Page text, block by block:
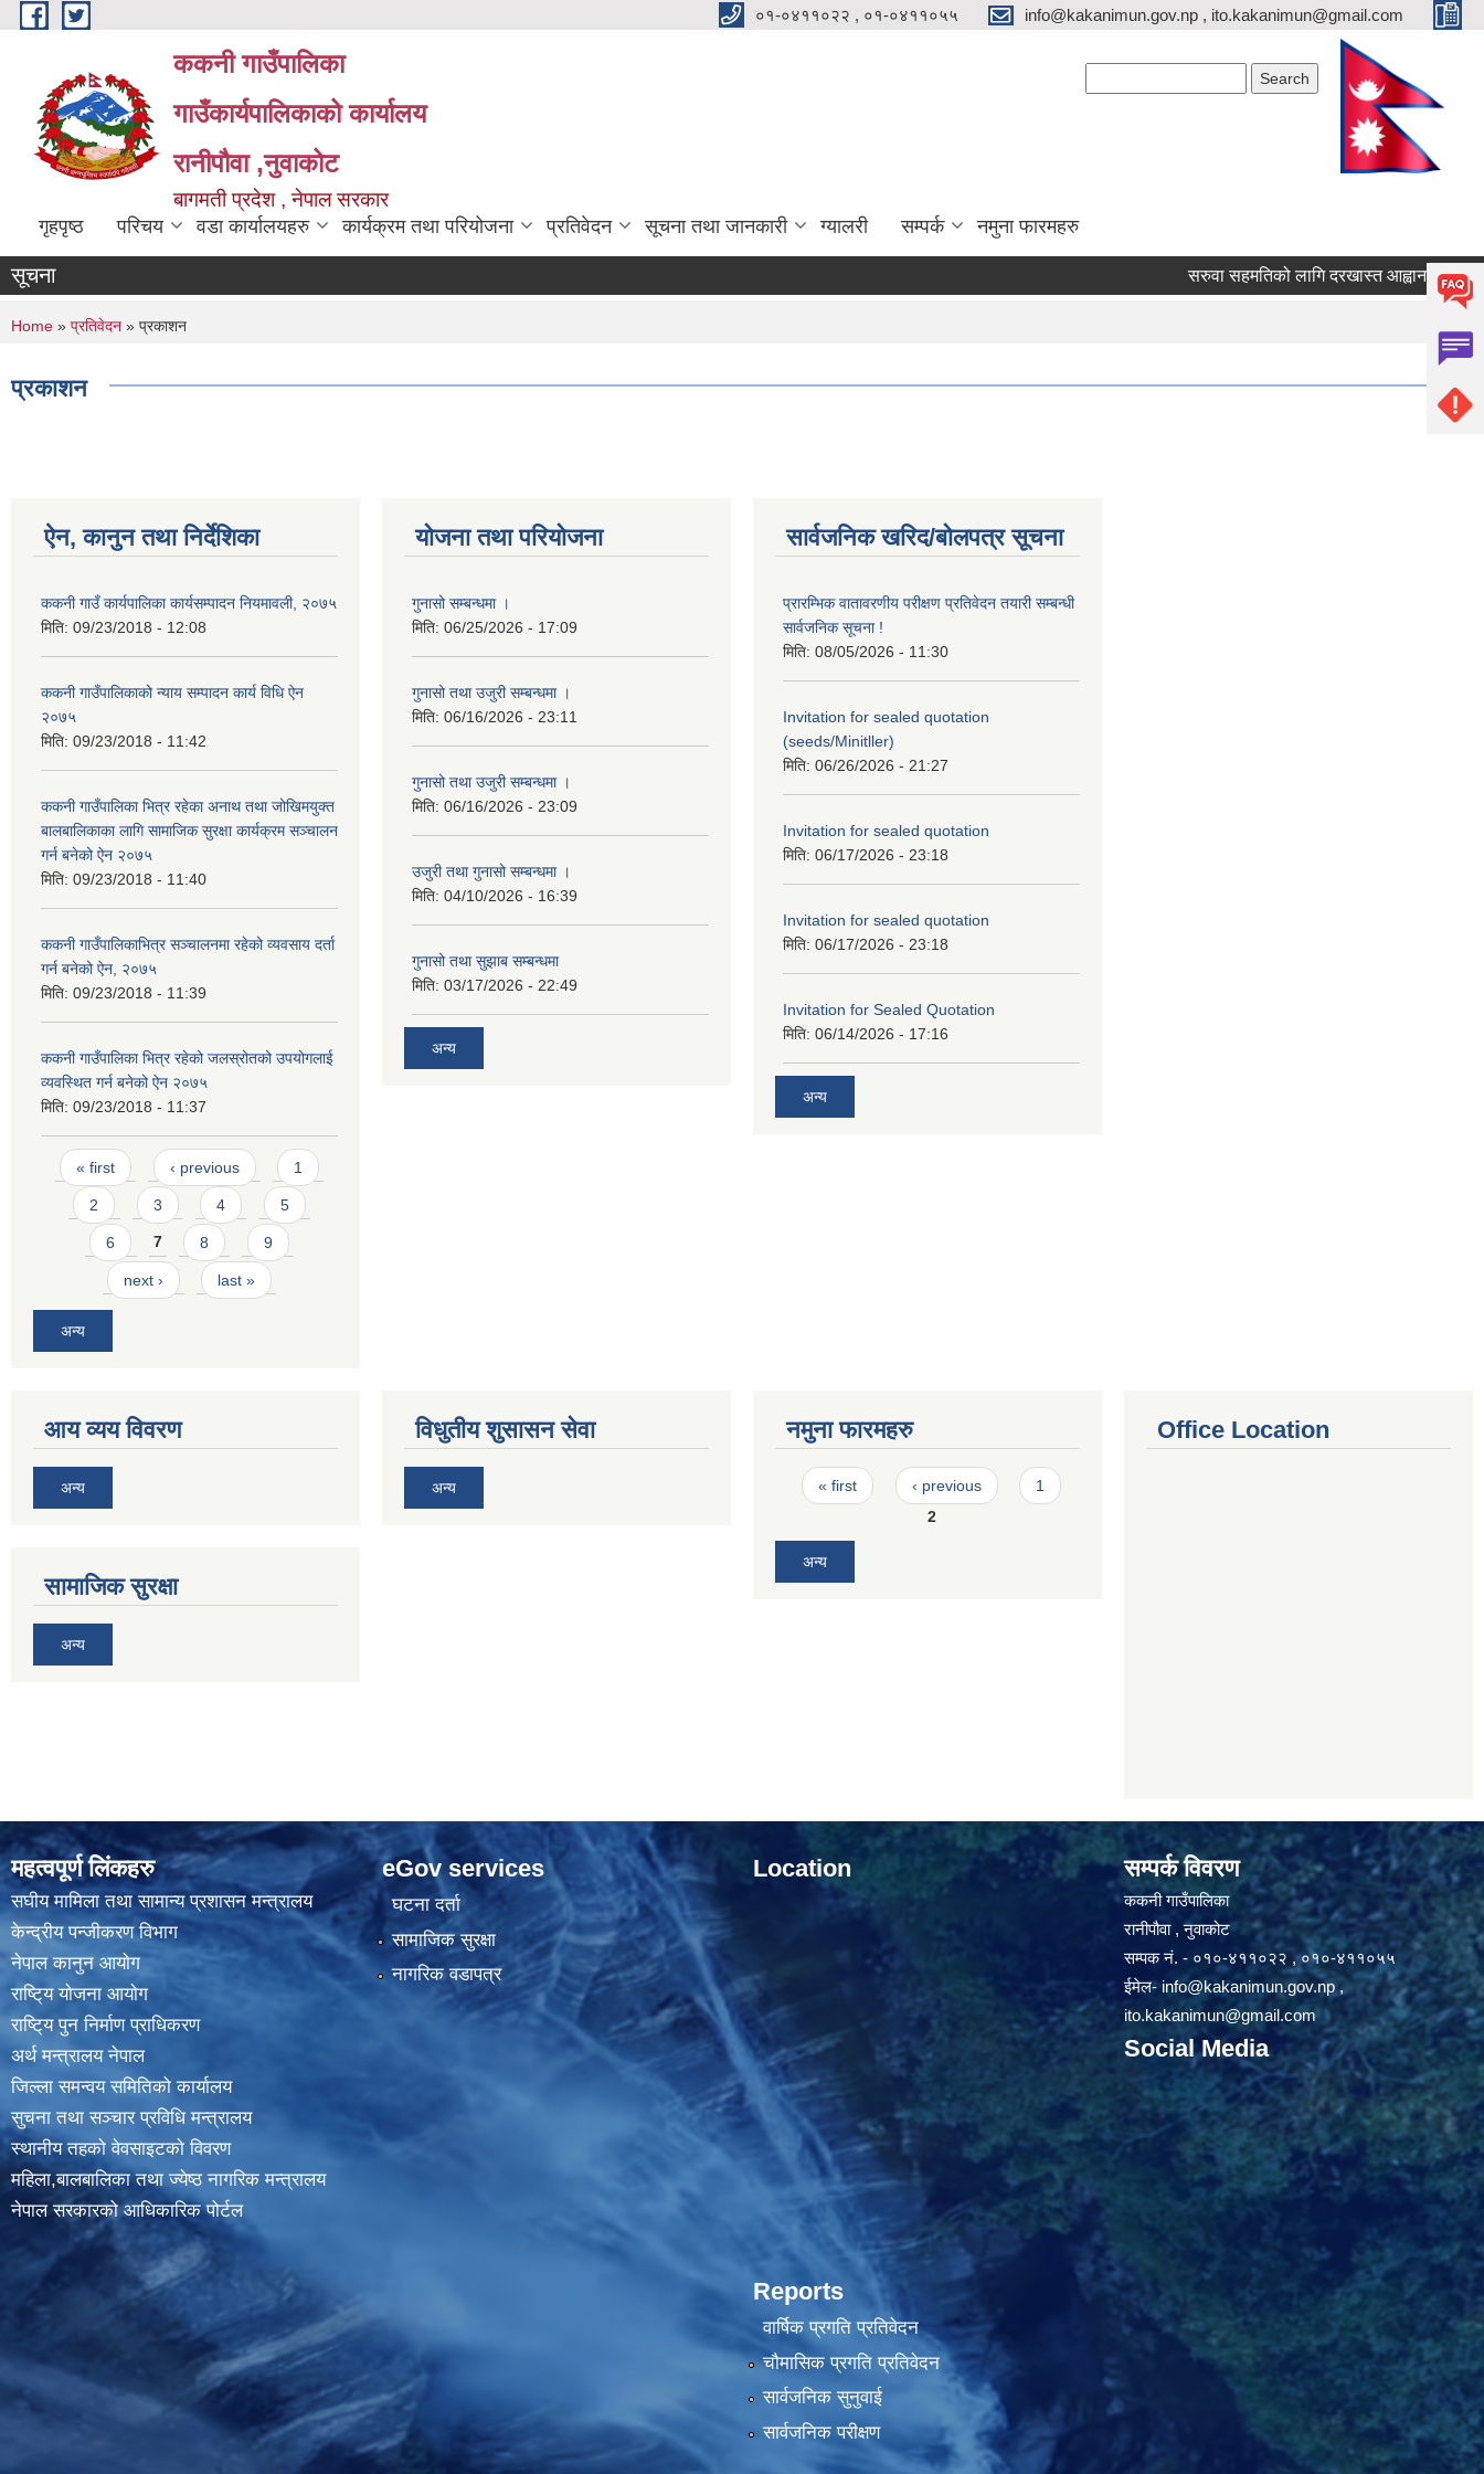
Skip to main content ०१-०४११०२२ , ०१-०४११०५५ info@kakanimun.gov.np , ito.kakanimun@gmail.com
ककनी गाउँपालिका
गाउँकार्यपालिकाको कार्यालय
रानीपौवा ,नुवाकोट
बागमती प्रदेश , नेपाल सरकार
गृहपृष्ठ परिचय वडा कार्यालयहरु कार्यक्रम तथा परियोजना प्रतिवेदन सूचना तथा जानकारी ग्यालरी सम्पर्क नमुना फारमहरु
सूचना सरुवा सहमतिको लागि दरखास्त आह्वान सम्बन्धमा ।
You are here
Home » प्रतिवेदन » प्रकाशन
प्रकाशन
ऐन, कानुन तथा निर्देशिका
ककनी गाउँ कार्यपालिका कार्यसम्पादन नियमावली, २०७५
मिति: 09/23/2018 - 12:08
ककनी गाउँपालिकाको न्याय सम्पादन कार्य विधि ऐन
२०७५
मिति: 09/23/2018 - 11:42
ककनी गाउँपालिका भित्र रहेका अनाथ तथा जोखिमयुक्त
बालबालिकाका लागि सामाजिक सुरक्षा कार्यक्रम सञ्चालन
गर्न बनेको ऐन २०७५
मिति: 09/23/2018 - 11:40
ककनी गाउँपालिकाभित्र सञ्चालनमा रहेको व्यवसाय दर्ता
गर्न बनेको ऐन, २०७५
मिति: 09/23/2018 - 11:39
ककनी गाउँपालिका भित्र रहेको जलस्रोतको उपयोगलाई
व्यवस्थित गर्न बनेको ऐन २०७५
मिति: 09/23/2018 - 11:37
Pages
« first ‹ previous 1
2 3 4 5
6 7 8 9
next › last »
अन्य
योजना तथा परियोजना
गुनासो सम्बन्धमा ।
मिति: 06/25/2026 - 17:09
गुनासो तथा उजुरी सम्बन्धमा ।
मिति: 06/16/2026 - 23:11
गुनासो तथा उजुरी सम्बन्धमा ।
मिति: 06/16/2026 - 23:09
उजुरी तथा गुनासो सम्बन्धमा ।
मिति: 04/10/2026 - 16:39
गुनासो तथा सुझाब सम्बन्धमा
मिति: 03/17/2026 - 22:49
अन्य
सार्वजनिक खरिद/बोलपत्र सूचना
प्रारम्भिक वातावरणीय परीक्षण प्रतिवेदन तयारी सम्बन्धी
सार्वजनिक सूचना !
मिति: 08/05/2026 - 11:30
Invitation for sealed quotation
(seeds/Minitller)
मिति: 06/26/2026 - 21:27
Invitation for sealed quotation
मिति: 06/17/2026 - 23:18
Invitation for sealed quotation
मिति: 06/17/2026 - 23:18
Invitation for Sealed Quotation
मिति: 06/14/2026 - 17:16
अन्य
आय व्यय विवरण
अन्य
सामाजिक सुरक्षा
अन्य
विधुतीय शुसासन सेवा
अन्य
नमुना फारमहरु
Pages
« first ‹ previous
1
2
अन्य
Office Location
महत्वपूर्ण लिंकहरु
स‌घीय मामिला तथा सामान्य प्रशासन मन्त्रालय
केन्द्रीय पन्जीकरण विभाग
नेपाल कानुन आयाेग
राष्टि्य याेजना आयाेग
राष्टि्य पुन निर्माण प्राधिकरण
अर्थ मन्त्रालय नेपाल
जिल्ला समन्वय समितिको कार्यालय
सुचना तथा सञ्चार प्रविधि मन्त्रालय
स्थानीय तहकाे वेवसाइटकाे विवरण
महिला,बालबालिका तथा ज्येष्ठ नागरिक मन्त्रालय
नेपाल सरकारको आधिकारिक पोर्टल
eGov services
घटना दर्ता
सामाजिक सुरक्षा
नागरिक वडापत्र
Location
Reports
वार्षिक प्रगति प्रतिवेदन
चौमासिक प्रगति प्रतिवेदन
सार्वजनिक सुनुवाई
सार्वजनिक परीक्षण
सम्पर्क विवरण
ककनी गाउँपालिका
रानीपौवा , नुवाकोट
सम्पक नं. - ०१०-४११०२२ , ०१०-४११०५५
ईमेल-info@kakanimun.gov.np,
ito.kakanimun@gmail.com
Social Media